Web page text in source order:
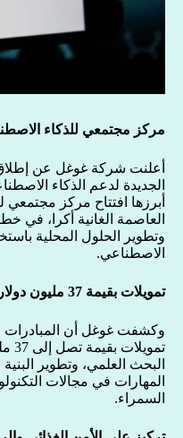
مركز مجتمعي للذكاء
أعلنت شركة غوغل عن
الجديدة لدعم الذكاء
أبرزها افتتاح مركز
العاصمة الغانية أكرا، في
وتطوير الحلول المحلية
الاصطناعي.
تمويلات بقيمة 37 مليون دولار لتسريع التحول الرقمي
وكشفت غوغل أن
البحث العلمي، وتطوير البنية
المهارات في مجالات
السمراء.